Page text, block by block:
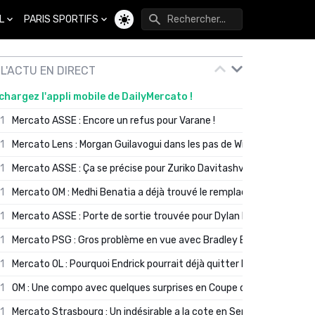
PARIS SPORTIFS
Changer de thème
L'ACTU EN DIRECT
l'appli mobile de DailyMercato !
Mercato ASSE : Encore un refus pour Varane !
Mercato Lens : Morgan Guilavogui dans les pas de Will Still ?
Mercato ASSE : Ça se précise pour Zuriko Davitashvili
Mercato OM : Medhi Benatia a déjà trouvé le remplaçant de Robinio
Mercato ASSE : Porte de sortie trouvée pour Dylan Batubinsika
Mercato PSG : Gros problème en vue avec Bradley Barcola ?
Mercato OL : Pourquoi Endrick pourrait déjà quitter Lyon en janvier
OM : Une compo avec quelques surprises en Coupe de France
Mercato Strasbourg : Un indésirable a la cote en Serie A